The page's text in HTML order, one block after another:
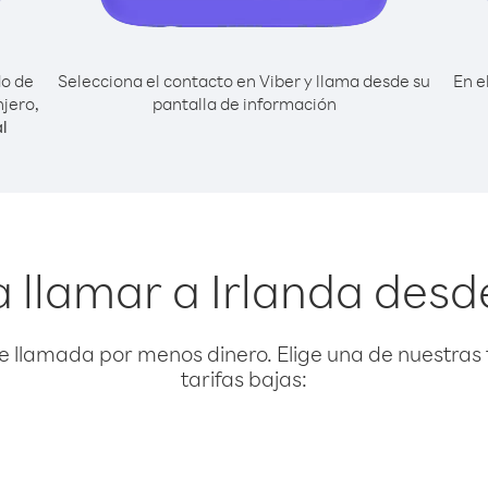
de
Selecciona el contacto en Viber y llama desde su
pantalla de información
En
llamar a Irlanda
llamada por menos dinero. Elige una de
tarifas bajas: